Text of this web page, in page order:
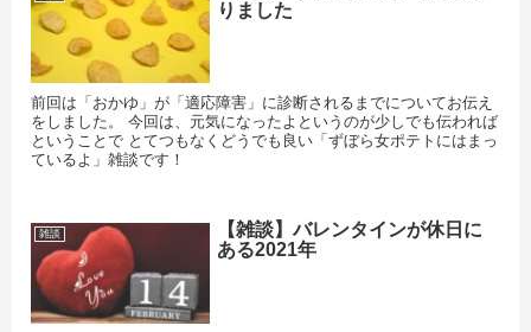
りました
前回は「おかゆ」が「適応障害」に診断されるまでについてお伝え
をしました。 今回は、元気になったよというのが少しでも伝われば
ということで とてつもなくどうでも良い「ずぼら女ポテトにはまっ
ているよ」雑談です！
雑談
【雑談】バレンタインが休日に
ある2021年